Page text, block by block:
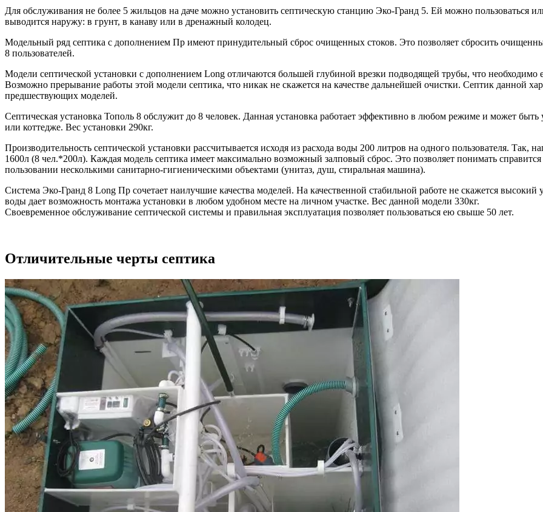
Для обслуживания не более 5 жильцов на даче можно установить септическую станцию Эко-Гранд 5. Ей можно пользоваться
выводится наружу: в грунт, в канаву или в дренажный колодец.
Модельный ряд септика с дополнением Пр имеют принудительный сброс очищенных стоков. Это позволяет сбросить
8 пользователей.
Модели септической установки с дополнением Long отличаются большей глубиной врезки подводящей трубы, что необходимо
Возможно прерывание работы этой модели септика, что никак не скажется на качестве дальнейшей очистки. Септик данной
предшествующих моделей.
Септическая установка Тополь 8 обслужит до 8 человек. Данная установка работает эффективно в любом режиме и может быть
или коттедже. Вес установки 290кг.
Производительность септической установки рассчитывается исходя из расхода воды 200 литров на одного пользователя. Так,
1600л (8 чел.*200л). Каждая модель септика имеет максимально возможный залповый сброс. Это позволяет понимать
пользовании несколькими санитарно-гигиеническими объектами (унитаз, душ, стиральная машина).
Система Эко-Гранд 8 Long Пр сочетает наилучшие качества моделей. На качественной стабильной работе не скажется
воды дает возможность монтажа установки в любом удобном месте на личном участке. Вес данной модели 330кг.
Своевременное обслуживание септической системы и правильная эксплуатация позволяет пользоваться ею свыше 50 лет.
Отличительные черты септика